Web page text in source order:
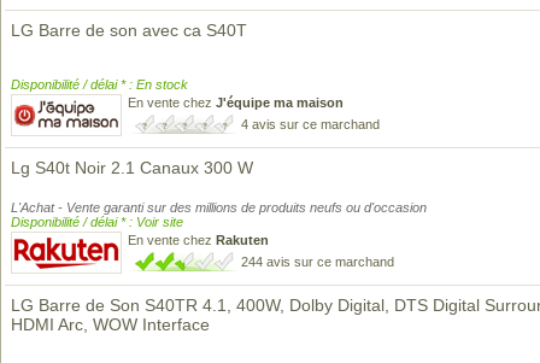
LG Barre de son avec ca S40T
Disponibilité / délai * : En stock
En vente chez J'équipe ma maison
4 avis sur ce marchand
Lg S40t Noir 2.1 Canaux 300 W
L'Achat - Vente garanti sur des millions de produits neufs ou d'occasion
Disponibilité / délai * : Voir site
En vente chez Rakuten
244 avis sur ce marchand
LG Barre de Son S40TR 4.1, 400W, Dolby Digital, DTS Digital
HDMI Arc, WOW Interface